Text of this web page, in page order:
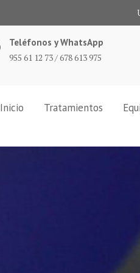
Teléfonos y WhatsApp
955 61 12 73 / 678 613 975
Inicio Tratamientos